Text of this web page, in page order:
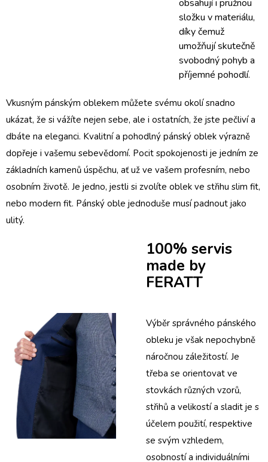
obsahují i pružnou
složku v materiálu,
díky čemuž
umožňují skutečně
svobodný pohyb a
příjemné pohodlí.
Vkusným pánským oblekem můžete svému okolí snadno
ukázat, že si vážíte nejen sebe, ale i ostatních, že jste pečliví a
dbáte na eleganci. Kvalitní a pohodlný pánský oblek výrazně
dopřeje i vašemu sebevědomí. Pocit spokojenosti je jedním ze
základních kamenů úspěchu, ať už ve vašem profesním, nebo
osobním životě. Je jedno, jestli si zvolíte oblek ve střihu slim fit,
nebo modern fit. Pánský oble jednoduše musí padnout jako
ulitý.
100% servis
made by
FERATT
Výběr správného pánského
obleku je však nepochybně
náročnou záležitostí. Je
třeba se orientovat ve
stovkách různých vzorů,
střihů a velikostí a sladit je s
účelem použití, respektive
se svým vzhledem,
osobností a individuálními